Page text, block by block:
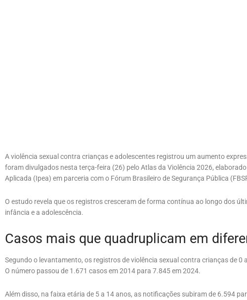
A violência sexual contra crianças e adolescentes registrou um aumento
foram divulgados nesta terça-feira (26) pelo Atlas da Violência 2026,
Aplicada (Ipea) em parceria com o Fórum Brasileiro de Segurança Pública
O estudo revela que os registros cresceram de forma contínua ao longo dos
infância e a adolescência.
Casos mais que quadruplicam em
Segundo o levantamento, os registros de violência sexual contra crianças de 0
O número passou de 1.671 casos em 2014 para 7.845 em 2024.
Além disso, na faixa etária de 5 a 14 anos, as notificações subiram de 6.594